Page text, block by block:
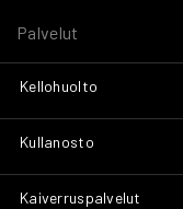
Palvelut
Kellohuolto
Kullanosto
Kaiverruspalvelut